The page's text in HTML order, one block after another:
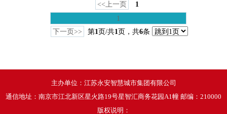
<<上一页
1
1
下一页>>
第1页/共1页，共6条
主办单位：江苏永安智慧城市集团有限公司
通信地址：南京市江北新区星火路19号星智汇商务花园A1幢 邮编：210000
版权说明：